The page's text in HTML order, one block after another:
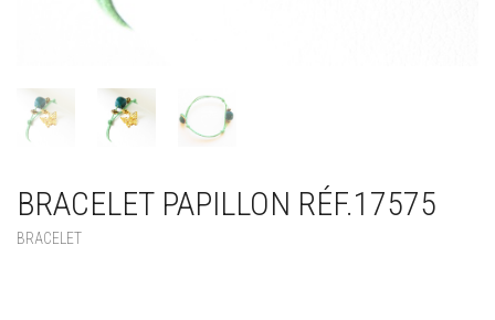
BRACELET PAPILLON RÉF.17575
BRACELET